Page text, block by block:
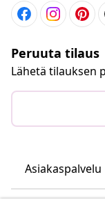
Peruuta tilaus
Lähetä tilauksen
Asiakaspalvelu